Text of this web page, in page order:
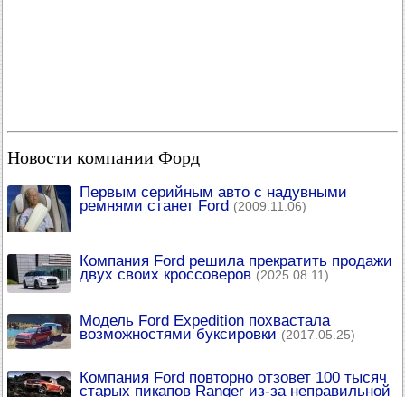
Новости компании Форд
Первым серийным авто с надувными
ремнями станет Ford (2009.11.06)
Компания Ford решила прекратить продажи
двух своих кроссоверов (2025.08.11)
Модель Ford Expedition похвастала
возможностями буксировки (2017.05.25)
Компания Ford повторно отзовет 100 тысяч
старых пикапов Ranger из-за неправильной